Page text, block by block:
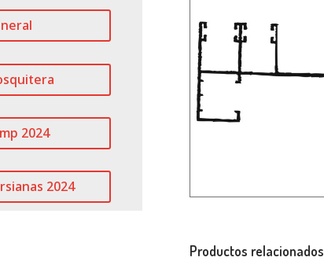
2024
2024
Productos relacionados